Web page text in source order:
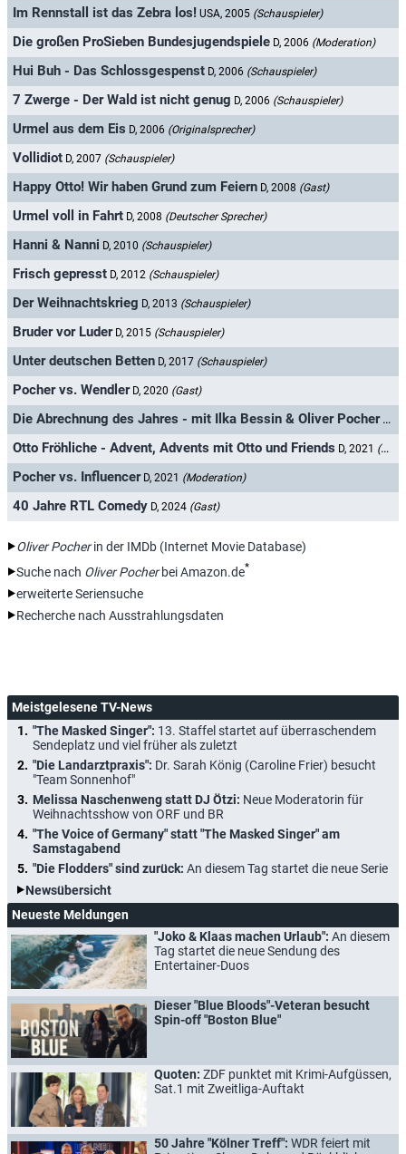
Im Rennstall ist das Zebra los! USA, 2005 (Schauspieler)
Die großen ProSieben Bundesjugendspiele D, 2006 (Moderation)
Hui Buh - Das Schlossgespenst D, 2006 (Schauspieler)
7 Zwerge - Der Wald ist nicht genug D, 2006 (Schauspieler)
Urmel aus dem Eis D, 2006 (Originalsprecher)
Vollidiot D, 2007 (Schauspieler)
Happy Otto! Wir haben Grund zum Feiern D, 2008 (Gast)
Urmel voll in Fahrt D, 2008 (Deutscher Sprecher)
Hanni & Nanni D, 2010 (Schauspieler)
Frisch gepresst D, 2012 (Schauspieler)
Der Weihnachtskrieg D, 2013 (Schauspieler)
Bruder vor Luder D, 2015 (Schauspieler)
Unter deutschen Betten D, 2017 (Schauspieler)
Pocher vs. Wendler D, 2020 (Gast)
Die Abrechnung des Jahres - mit Ilka Bessin & Oliver Pocher D,
Otto Fröhliche - Advent, Advents mit Otto und Friends D, 2021 (Gast)
Pocher vs. Influencer D, 2021 (Moderation)
40 Jahre RTL Comedy D, 2024 (Gast)
Oliver Pocherin der IMDb (Internet Movie Database)
Suche nach Oliver Pocherbei Amazon.de*
erweiterte Seriensuche
Recherche nach Ausstrahlungsdaten
Meistgelesene TV-News
"The Masked Singer": 13. Staffel startet auf überraschendem
Sendeplatz und viel früher als zuletzt
"Die Landarztpraxis": Dr. Sarah König (Caroline Frier) besucht
"Team Sonnenhof"
Melissa Naschenweng statt DJ Ötzi: Neue Moderatorin für
Weihnachtsshow von ORF und BR
"The Voice of Germany" statt "The Masked Singer" am
Samstagabend
"Die Flodders" sind zurück: An diesem Tag startet die neue Serie
Newsübersicht
Neueste Meldungen
"Joko & Klaas machen Urlaub": An diesem
Tag startet die neue Sendung des
Entertainer-Duos
Dieser "Blue Bloods"-Veteran besucht
Spin-off "Boston Blue"
Quoten: ZDF punktet mit Krimi-Aufgüssen,
Sat.1 mit Zweitliga-Auftakt
50 Jahre "Kölner Treff": WDR feiert mit